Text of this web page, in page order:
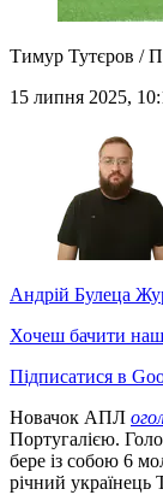
Тимур Тутєров /
15 липня 2025,
Андрій Булеца
Хочеш бачити
Підписатися в
Новачок АПЛ
Португалією.
бере із собою 6
річний українець